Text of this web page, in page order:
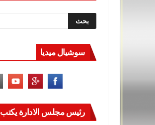
سوشيال ميديا
رئيس مجلس الادارة يكتب